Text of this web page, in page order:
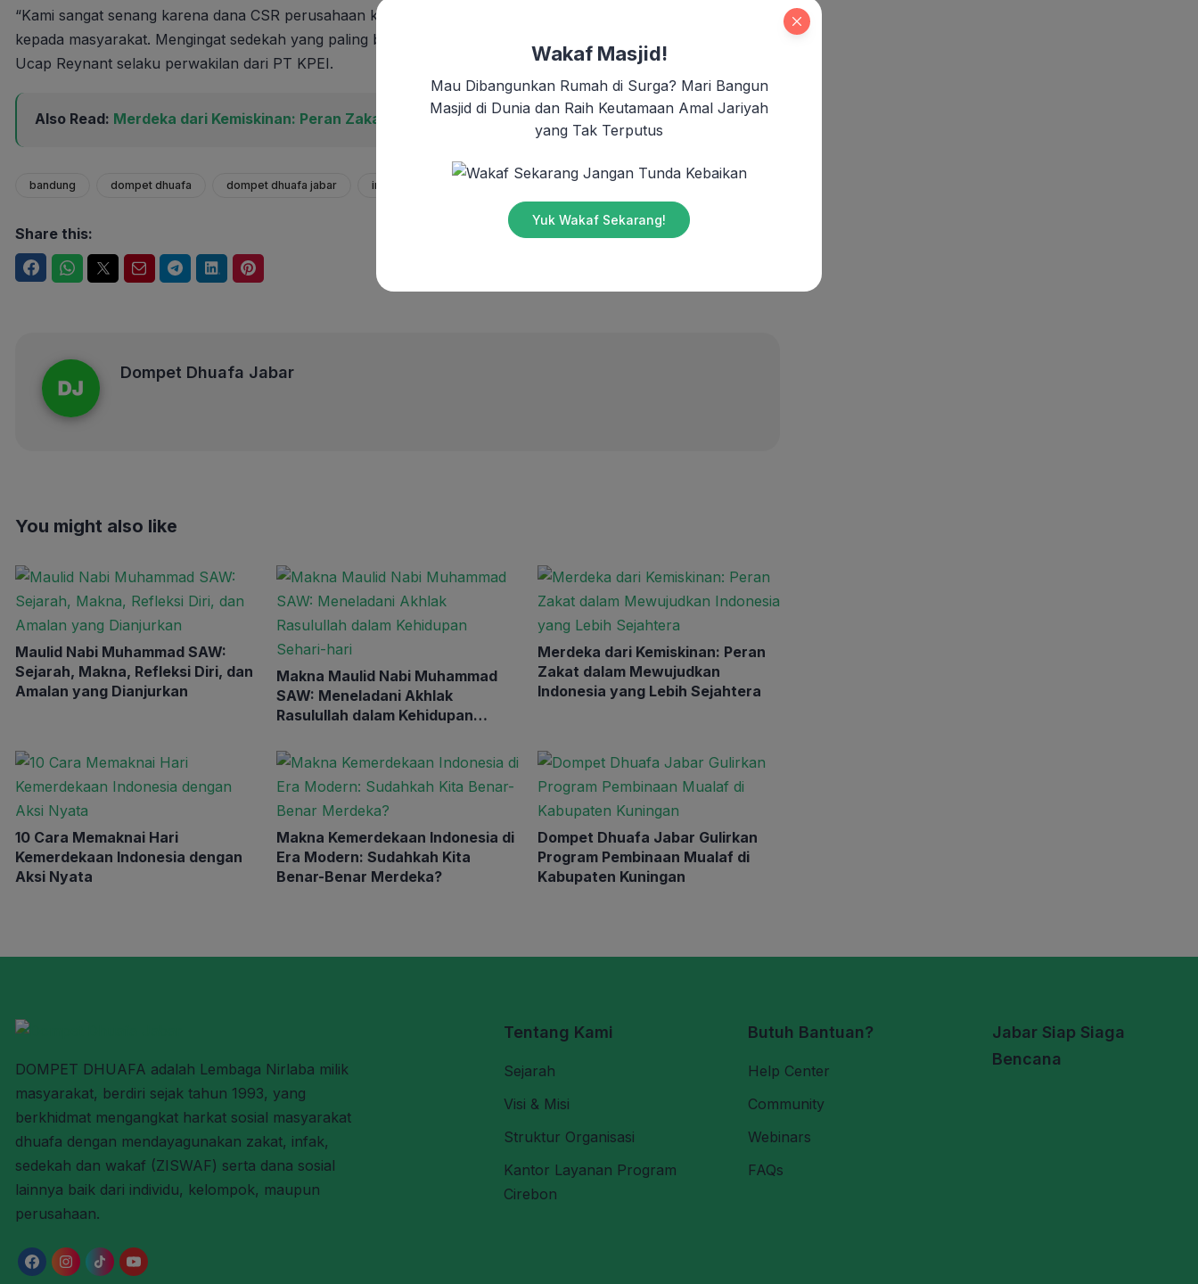
“Kami sangat senang karena dana CSR perusahaan kami dapat memberikan manfaat yang baik dan banyak
kepada masyarakat. Mengingat sedekah yang paling baik adalah sedekah air. Semoga berkah dan bermanfaat.”
Ucap Reynant selaku perwakilan dari PT KPEI.
Also Read: Merdeka dari Kemiskinan: Peran Zakat dalam Mewujudkan Indonesia yang Lebih Sejahtera
bandung dompet dhuafa dompet dhuafa jabar indonesia social
Share this:
Dompet Dhuafa Jabar
You might also like
Maulid Nabi Muhammad SAW:
Sejarah, Makna, Refleksi Diri, dan
Amalan yang Dianjurkan
Makna Maulid Nabi Muhammad
SAW: Meneladani Akhlak
Rasulullah dalam Kehidupan
Merdeka dari Kemiskinan: Peran
Zakat dalam Mewujudkan
Indonesia yang Lebih Sejahtera
10 Cara Memaknai Hari
Kemerdekaan Indonesia dengan
Aksi Nyata
Makna Kemerdekaan Indonesia di
Era Modern: Sudahkah Kita
Benar-Benar Merdeka?
Dompet Dhuafa Jabar Gulirkan
Program Pembinaan Mualaf di
Kabupaten Kuningan
DOMPET DHUAFA adalah Lembaga Nirlaba milik
masyarakat, berdiri sejak tahun 1993, yang
berkhidmat mengangkat harkat sosial masyarakat
dhuafa dengan mendayagunakan zakat, infak,
sedekah dan wakaf (ZISWAF) serta dana sosial
lainnya baik dari individu, kelompok, maupun
perusahaan.
Tentang Kami
Sejarah
Visi & Misi
Struktur Organisasi
Kantor Layanan Program
Cirebon
Butuh Bantuan?
Help Center
Community
Webinars
FAQs
Jabar Siap Siaga
Bencana
Wakaf Masjid!
Mau Dibangunkan Rumah di Surga? Mari Bangun
Masjid di Dunia dan Raih Keutamaan Amal Jariyah
yang Tak Terputus
Jangan Tunda Kebaikan
Yuk Wakaf Sekarang!